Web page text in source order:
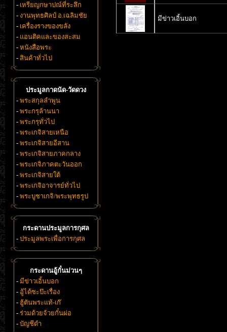
- เหรียญกษาปณ์ที่ระลึก
- งานพุทธศิลป์ อ.เฉลิมชัย
- เครื่องรางของขลัง
- แอนติคและของสะสม
- หนังสือพระ
- สินค้าทั่วไป
ประมูลกาดนัด-วัดดวง
- พระสกุลลำพูน
- พระกรุล้านนา
- พระกรุทั่วไป
- พระเกจิสายเหนือ
- พระเกจิสายอีสาน
- พระเกจิสายภาคกลาง
- พระเกจิภาคตะวันออก
- พระเกจิสายใต้
- พระเกจิอาจารย์ทั่วไป
- พระบูชาเกจิ/พระพุทธรูป
กระดานประมูลการกุศล
- ประมูลพระเพื่อการกุศล
กระดานอู้กั๋นม่วนๆ
- มีข่าวเอิ้นบอก
- อู้ได้ซะป๊ะเรื่อง
- ฮู้ตันพระแท้-เก๊
- ร่วมด้วยจ้วยกั๋นผ่อ
- บัญชีดำ
มีข่าวเอิ้นบอก